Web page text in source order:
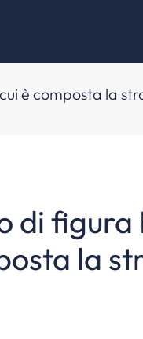
è composta la
di figura
la